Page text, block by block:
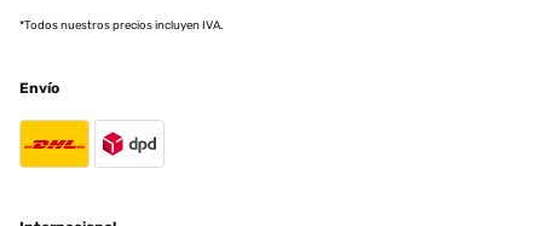
Düşündüğümden çok daha kaliteli bir görünümü var,aldığıma hiç
Amazon-Benutzer
Traducir
*Todos nuestros precios incluyen IVA.
Envío